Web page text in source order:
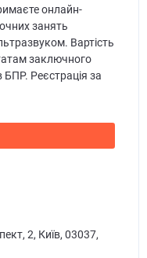
онлайн-
занять
Вартість
заключного
БПР. Реєстрація за
2, Київ, 03037,